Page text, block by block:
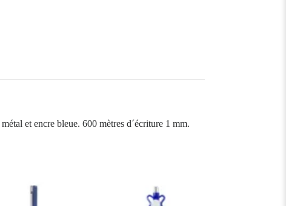
et encre bleue. 600 mètres d´écriture 1 mm.